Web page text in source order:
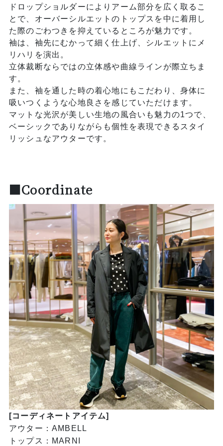
ドロップショルダーによりアーム部分を広く取るこ
とで、オーバーシルエットのトップスを中に着用し
た際のごわつきを抑えているところが魅力です。
袖は、袖先にむかって細く仕上げ、シルエットにメ
リハリを演出。
立体裁断ならではの立体感や曲線ラインが際立ちま
す。
また、袖を通した時の着心地にもこだわり、身体に
吸いつくような心地良さを感じていただけます。
マットな光沢が美しい生地の風合いも魅力の1つで、
ベーシックでありながらも個性を表現できるスタイ
リッシュなアウターです。
■Coordinate
[コーディネートアイテム]
アウター：AMBELL
トップス：MARNI